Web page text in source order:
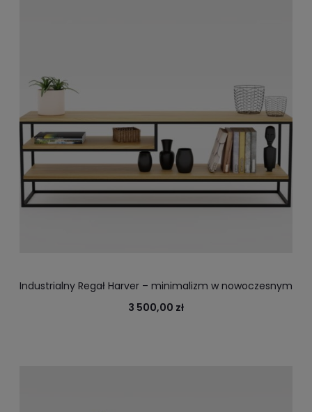
Industrialny Regał Harver – minimalizm w nowoczesnym
wydaniu. Ozdobi loftowe i industrialne wnętrze.
3 500,00 zł